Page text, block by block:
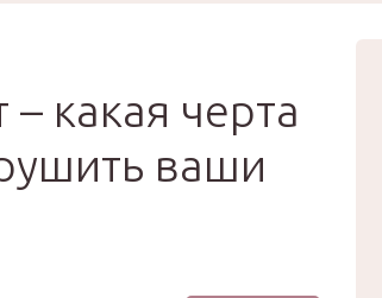
– какая черта
ваши